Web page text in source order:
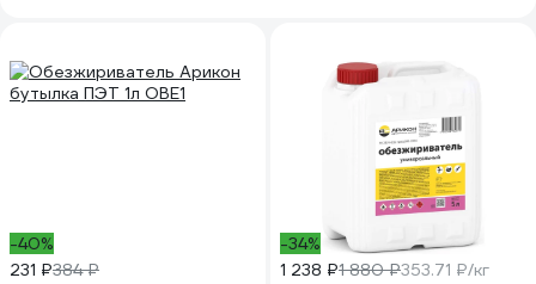
-40%
231 ₽384 ₽
-34%
1 238 ₽1 880 ₽353.71 ₽/кг